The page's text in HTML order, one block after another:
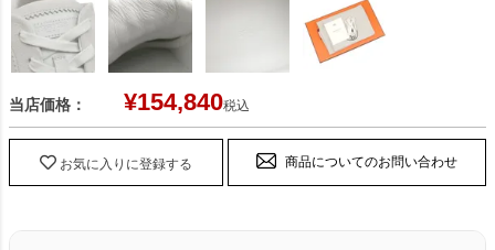
当店価格： ¥154,840税込
お気に入りに登録する 商品についてのお問い合わせ